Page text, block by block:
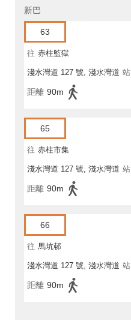
新巴
63
往 赤柱監獄
淺水灣道 127 號, 淺水灣道 站
距離 90m
65
往 赤柱市集
淺水灣道 127 號, 淺水灣道 站
距離 90m
66
往 馬坑邨
淺水灣道 127 號, 淺水灣道 站
距離 90m